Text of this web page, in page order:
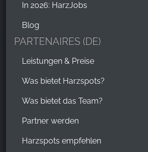
In 2026: HarzJobs
Blog
PARTENAIRES (DE)
Leistungen & Preise
Was bietet Harzspots?
Was bietet das Team?
Partner werden
Harzspots empfehlen